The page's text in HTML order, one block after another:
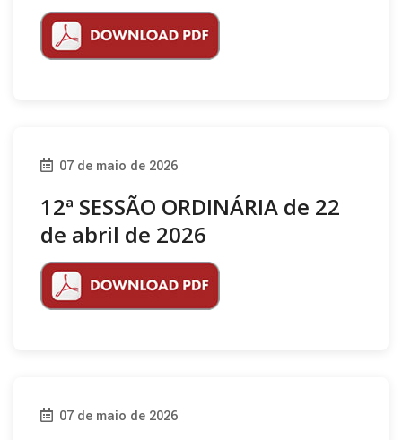
07 de maio de 2026
12ª SESSÃO ORDINÁRIA de 22
de abril de 2026
07 de maio de 2026